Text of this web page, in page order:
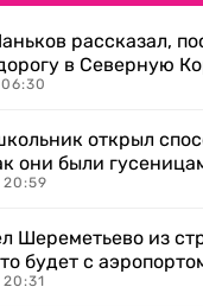
рассказал,
в Северную
открыл
они были
Шереметьево из
будет с